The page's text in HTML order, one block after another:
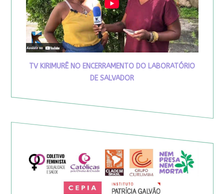
TV KIRIMURÊ NO ENCERRAMENTO DO LABORATÓRIO
DE SALVADOR